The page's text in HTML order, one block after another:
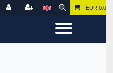
EUR 0.00